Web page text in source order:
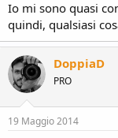
o
n
e
Io mi sono quasi
quindi, qualsiasi
DoppiaD
PRO
19 Maggio 2014